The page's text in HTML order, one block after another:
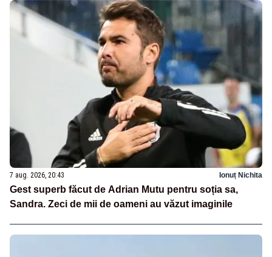
7 aug. 2026, 20:43 Ionuț Nichita
Gest superb făcut de Adrian Mutu pentru soția sa,
Sandra. Zeci de mii de oameni au văzut imaginile